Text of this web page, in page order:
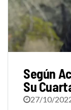
Según
Su
27/10/